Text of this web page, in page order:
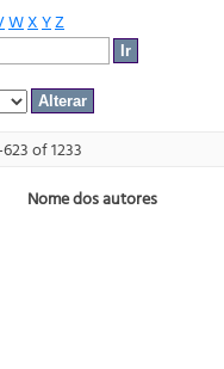
WXYZ
of 1233
Nome dos autores